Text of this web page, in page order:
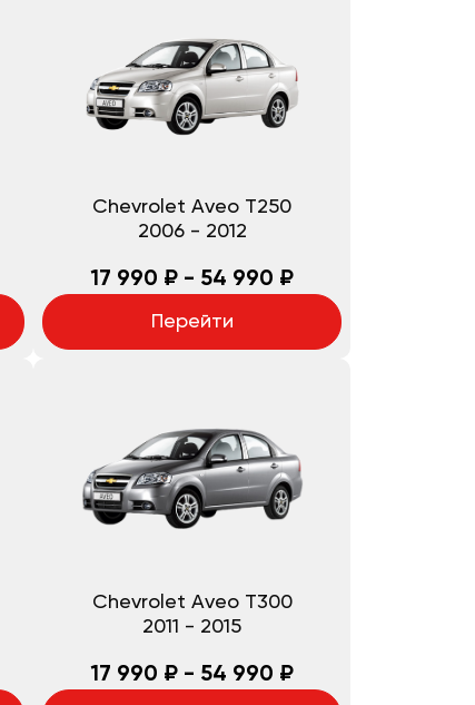
Chevrolet Aveo T250
2006 - 2012
17 990 ₽ - 54 990 ₽
Перейти
Chevrolet Aveo T300
2011 - 2015
17 990 ₽ - 54 990 ₽